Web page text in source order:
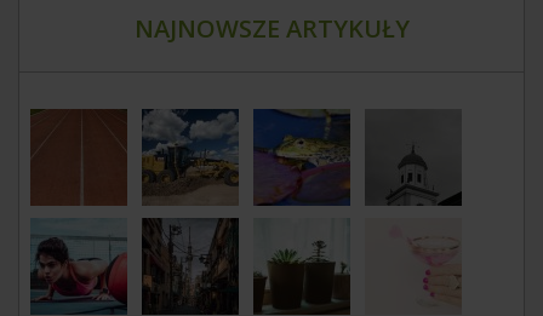
NAJNOWSZE ARTYKUŁY